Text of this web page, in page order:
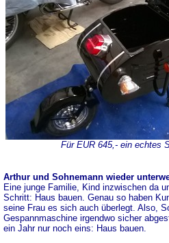
Für EUR 645,- ein echtes
Arthur und Sohnemann wieder
Eine junge Familie, Kind inzwischen da
Schritt: Haus bauen. Genau so haben
seine Frau es sich auch überlegt. Also,
Gespannmaschine irgendwo sicher
ein Jahr nur noch eins: Haus bauen.